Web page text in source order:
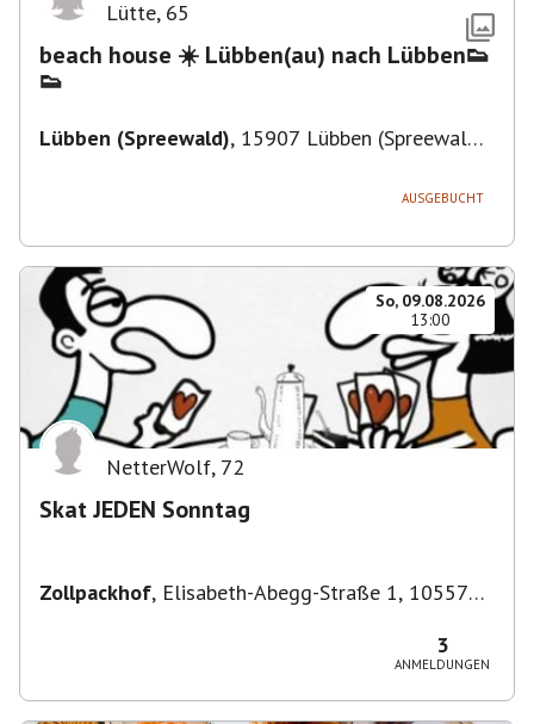
Lütte, 65
beach house ☀️ Lübben(au) nach Lübben👟
👟
Lübben (Spreewald), 15907 Lübben (Spreewald),
AUSGEBUCHT
So, 09.08.2026
13:00
NetterWolf, 72
Skat JEDEN Sonntag
Zollpackhof, Elisabeth-Abegg-Straße 1, 10557
3
ANMELDUNGEN